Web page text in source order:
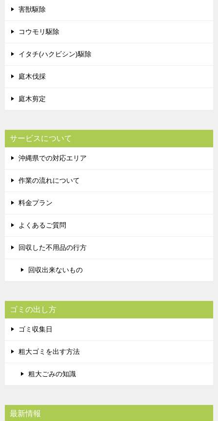
害獣駆除
コウモリ駆除
イタチ(ハクビシン)駆除
庭木伐採
庭木剪定
サービスについて
沖縄県での対応エリア
作業の流れについて
料金プラン
よくあるご質問
回収した不用品の行方
回収出来ないもの
ゴミの出し方
ゴミ収集日
粗大ゴミを出す方法
粗大ごみの知識
最新情報